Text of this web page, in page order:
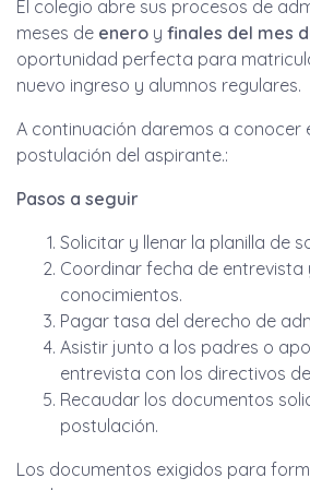
El colegio abre sus procesos de
meses de enero y finales del mes
oportunidad perfecta para
nuevo ingreso y alumnos regulares.
A continuación daremos a conocer
postulación del aspirante.:
Pasos a seguir
Solicitar y llenar la planilla de
Coordinar fecha de entrevista
conocimientos.
Pagar tasa del derecho de
Asistir junto a los padres o
entrevista con los directivos
Recaudar los documentos
postulación.
Los documentos exigidos para